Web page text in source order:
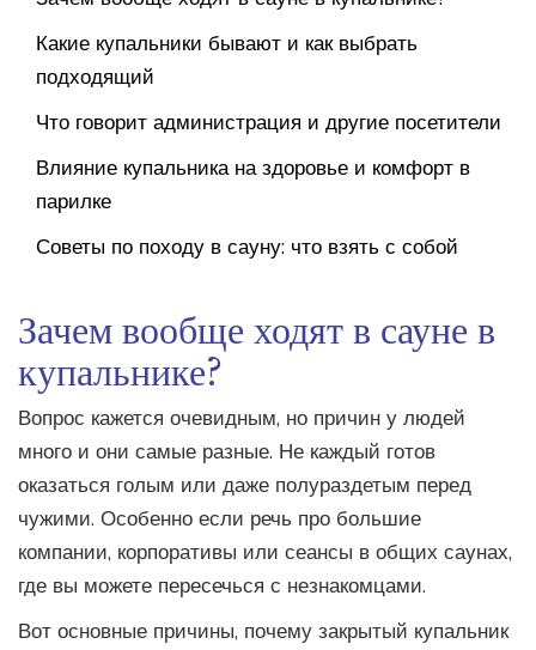
Какие купальники бывают и как выбрать
подходящий
Что говорит администрация и другие посетители
Влияние купальника на здоровье и комфорт в
парилке
Советы по походу в сауну: что взять с собой
Зачем вообще ходят в сауне в
купальнике?
Вопрос кажется очевидным, но причин у людей
много и они самые разные. Не каждый готов
оказаться голым или даже полураздетым перед
чужими. Особенно если речь про большие
компании, корпоративы или сеансы в общих саунах,
где вы можете пересечься с незнакомцами.
Вот основные причины, почему закрытый купальник